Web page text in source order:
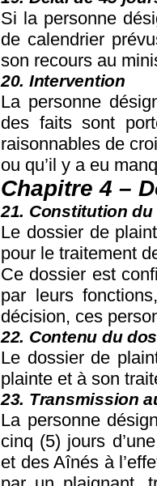
Si la personne
de calendrier
son recours au
20. Intervention
La personne
des faits sont
raisonnables de
ou qu’il y a eu
Chapitre 4 –
21. Constitution
Le dossier de
pour le traitement
Ce dossier est
par leurs
décision, ces
22. Contenu du
Le dossier de
plainte et à son
23. Transmission
La personne
cinq (5) jours
et des Aînés à